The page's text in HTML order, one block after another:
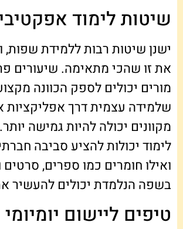
שיטות לימוד
ישנן שיטות רבות ללמידת שפות,
את זו שהכי מתאימה. שיעורים
מורים יכולים לספק הכוונה
שלמידה עצמית דרך אפליקציות
מקוונים יכולה להיות גמישה
לימוד יכולות להציע סביבה
ואילו חומרים כמו ספרים, סרטים
בשפה הנלמדת יכולים להעשיר
טיפים ליישום יומיומי